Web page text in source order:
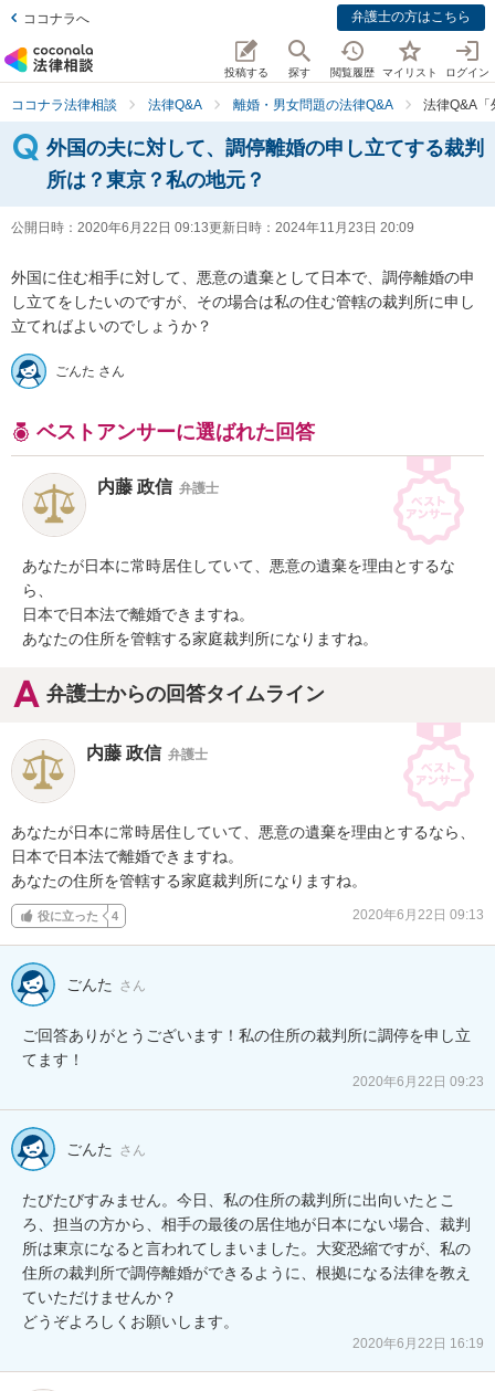
ココナラへ 弁護士の方はこちら
投稿する 探す 閲覧履歴 マイリスト ログイン
ココナラ法律相談 法律Q&A 離婚・男女問題の法律Q&A 法律Q&A
外国の夫に対して、調停離婚の申し立てする裁判
所は？東京？私の地元？
公開日時： 2020年6月22日 09:13更新日時： 2024年11月23日 20:09
外国に住む相手に対して、悪意の遺棄として日本で、調停離婚の申
し立てをしたいのですが、その場合は私の住む管轄の裁判所に申し
立てればよいのでしょうか？
ごんた さん
ベストアンサーに選ばれた回答
内藤 政信 弁護士
あなたが日本に常時居住していて、悪意の遺棄を理由とするな
ら、
日本で日本法で離婚できますね。
あなたの住所を管轄する家庭裁判所になりますね。
弁護士からの回答タイムライン
内藤 政信 弁護士
あなたが日本に常時居住していて、悪意の遺棄を理由とするなら、
日本で日本法で離婚できますね。
あなたの住所を管轄する家庭裁判所になりますね。
役に立った 4 2020年6月22日 09:13
ごんた さん
ご回答ありがとうございます！私の住所の裁判所に調停を申し立
てます！
2020年6月22日 09:23
ごんた さん
たびたびすみません。今日、私の住所の裁判所に出向いたとこ
ろ、担当の方から、相手の最後の居住地が日本にない場合、裁判
所は東京になると言われてしまいました。大変恐縮ですが、私の
住所の裁判所で調停離婚ができるように、根拠になる法律を教え
ていただけませんか？
どうぞよろしくお願いします。
2020年6月22日 16:19